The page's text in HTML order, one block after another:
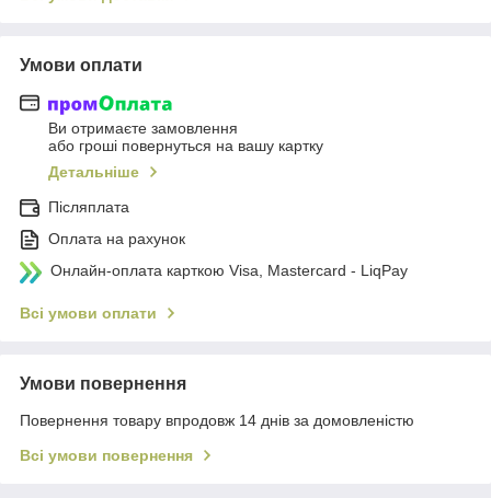
Умови оплати
Ви отримаєте замовлення
або гроші повернуться на вашу картку
Детальніше
Післяплата
Оплата на рахунок
Онлайн-оплата карткою Visa, Mastercard - LiqPay
Всі умови оплати
Умови повернення
Повернення товару впродовж 14 днів за домовленістю
Всі умови повернення